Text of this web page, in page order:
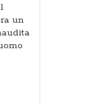
un